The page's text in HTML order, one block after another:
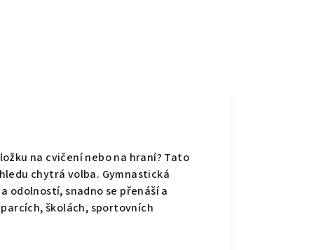
na cvičení nebo na hraní? Tato
chytrá volba. Gymnastická
odolností, snadno se přenáší a
školách, sportovních